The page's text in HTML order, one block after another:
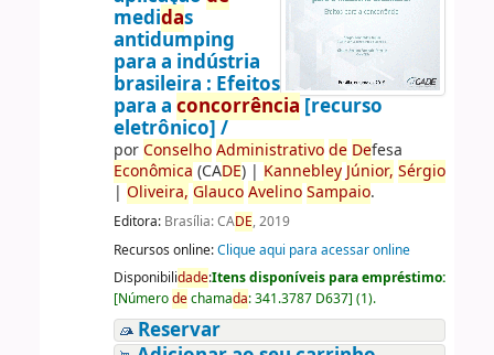
medidas
antidumping
para a indústria
brasileira : Efeitos
para a concorrência [recurso
eletrônico] /
porConselho Administrativo de Defesa
Econômica (CADE)| Kannebley Júnior, Sérgio
| Oliveira, Glauco Avelino Sampaio.
Editora: Brasília: CADE, 2019
Recursos online:Clique aqui para acessar online
Disponibilidade:Itens disponíveis para empréstimo:
[Númerodechamada:341.3787 D637] (1).
Reservar